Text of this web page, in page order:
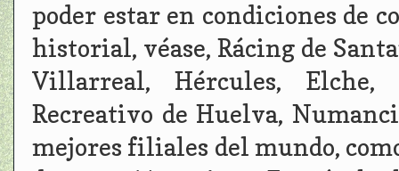
poder estar en condiciones de
historial, véase, Rácing de
Villarreal, Hércules, Elche,
Recreativo de Huelva,
mejores filiales del mundo,